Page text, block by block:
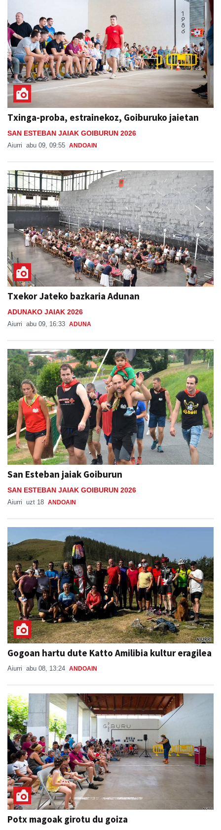
Txinga-proba, estrainekoz, Goiburuko jaietan
SAN ESTEBAN JAIAK GOIBURUN 2026
Aiurri abu 09, 09:55 ANDOAIN
Txekor Jateko bazkaria Adunan
ADUNAKO JAIAK 2026
Aiurri abu 09, 16:33 ADUNA
San Esteban jaiak Goiburun
SAN ESTEBAN JAIAK GOIBURUN 2026
Aiurri uzt 18 ANDOAIN
Gogoan hartu dute Katto Amilibia kultur eragilea
Aiurri abu 08, 13:24 ANDOAIN
Potx magoak girotu du goiza